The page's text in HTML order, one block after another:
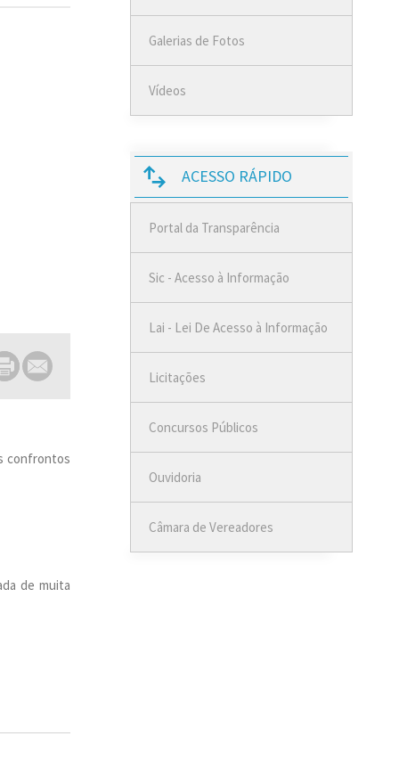
confrontos
de muita
Galerias de Fotos
Vídeos
ACESSO RÁPIDO
Portal da Transparência
Sic - Acesso à Informação
Lai - Lei De Acesso à Informação
Licitações
Concursos Públicos
Ouvidoria
Câmara de Vereadores